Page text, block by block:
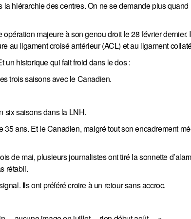
hiérarchie des centres. On ne se demande plus
majeure à son genou droit le 28 février dernier.
au ligament croisé antérieur (ACL) et au ligament
un historique qui fait froid dans le dos :
trois saisons avec le Canadien.
six saisons dans la LNH.
ans. Et le Canadien, malgré tout son encadrement
de mai, plusieurs journalistes ont tiré la sonnette
rétabli.
Ils ont préféré croire à un retour sans accroc.